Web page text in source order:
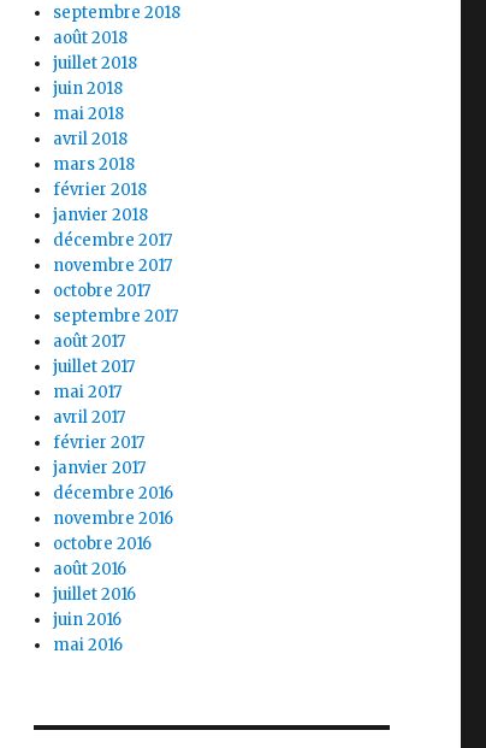
septembre 2018
août 2018
juillet 2018
juin 2018
mai 2018
avril 2018
mars 2018
février 2018
janvier 2018
décembre 2017
novembre 2017
octobre 2017
septembre 2017
août 2017
juillet 2017
mai 2017
avril 2017
février 2017
janvier 2017
décembre 2016
novembre 2016
octobre 2016
août 2016
juillet 2016
juin 2016
mai 2016